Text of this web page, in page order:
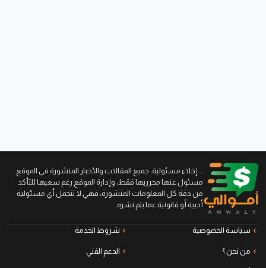
...إخلاء مسئولية: جميع المقالات والأخبار المنشورة في الموقع
مسئول عنها محرريها فقط، وإدارة الموقع رغم سعيها للتأكد
من دقة كل المعلومات المنشورة، فهي لا تتحمل أي مسئولية
أدبية أو قانونية عما يتم نشره.
سياسة الخصوصية شروط الخدمة
من نحن ؟ الدعم الفني